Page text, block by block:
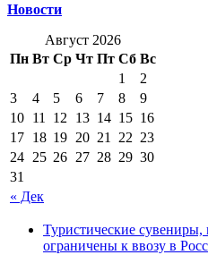
Новости
Август 2026
Пн Вт Ср Чт Пт Сб Вс
« Дек
1
2
3
4 5 6 7 8
9
10 11 12 13 14 15 16
17 18 19 20 21 22 23
24 25 26 27 28 29 30
31
Туристические
ограничены к ввозу в